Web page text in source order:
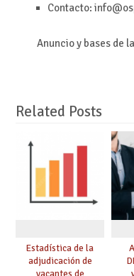
Contacto:
Anuncio y bases de
Related Posts
Estadística de la
adjudicación de
vacantes de